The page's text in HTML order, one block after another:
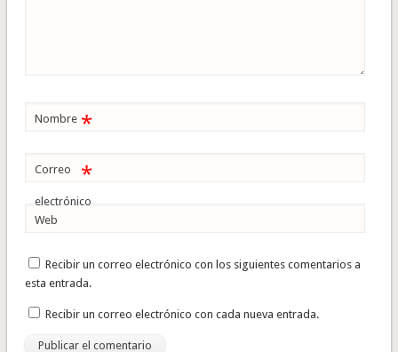
Nombre *
Correo
electrónico
*
Web
Recibir un correo electrónico con los siguientes comentarios a
esta entrada.
Recibir un correo electrónico con cada nueva entrada.